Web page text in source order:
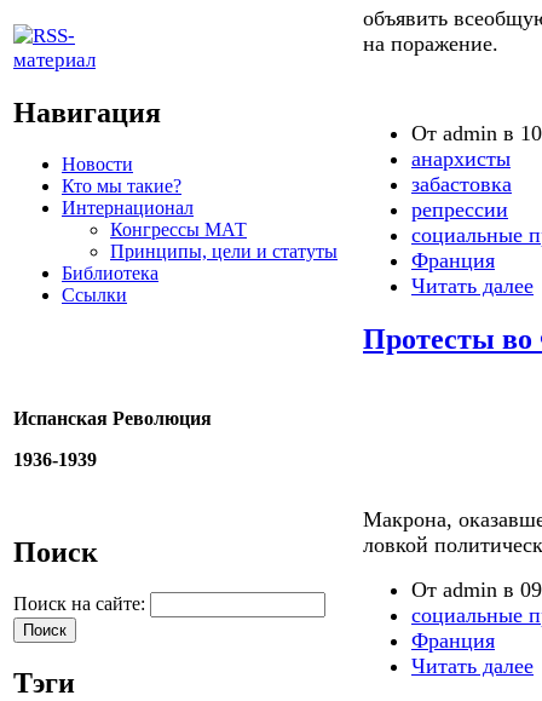
Навигация
Новости
Кто мы такие?
Интернационал
Конгрессы МАТ
Принципы, цели и статуты
Библиотека
Ссылки
Испанская Революция
1936-1939
Поиск
Поиск на сайте:
Тэги
объявить
на поражение.
От admin в
анархисты
забастовка
репрессии
социальные
Франция
Читать далее
Протесты
Макрона,
ловкой
От admin в
социальные
Франция
Читать далее